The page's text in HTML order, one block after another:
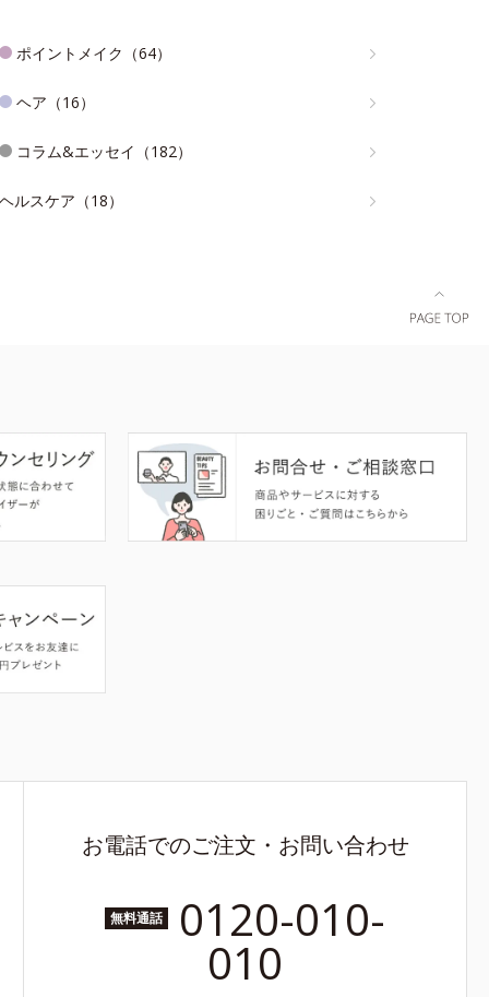
ポイントメイク（64）
ヘア（16）
コラム&エッセイ（182）
ルスケア（18）
お電話でのご注文・お問い合わせ
無料通話 0120-010-
010